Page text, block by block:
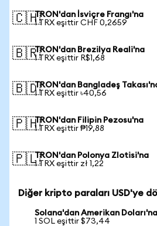
🇨🇭TRON'dan İsviçre Frangı'na
1 TRX eşittir CHF 0,2659
🇧🇷TRON'dan Brezilya Reali'na
1 TRX eşittir R$1,68
🇧🇩TRON'dan Bangladeş
1 TRX eşittir ৳40,56
🇵🇭TRON'dan Filipin Pezosu'na
1 TRX eşittir ₱19,88
🇵🇱TRON'dan Polonya Zlotisi'na
1 TRX eşittir zł 1,22
Diğer kripto paraları USD'ye
Solana'dan Amerikan Doları'na
1 SOL eşittir $73,44